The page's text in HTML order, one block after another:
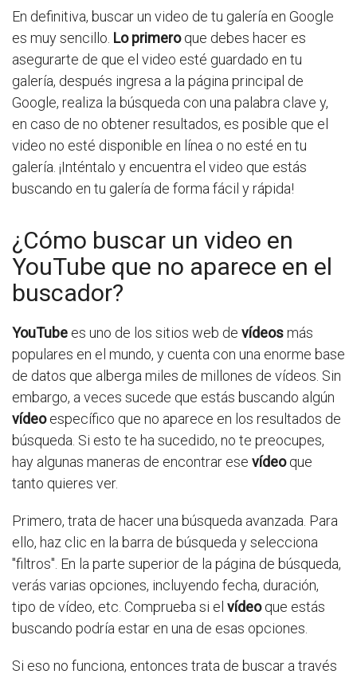
En definitiva, buscar un video de tu galería en Google
es muy sencillo. Lo primeroque debes hacer es
asegurarte de que el video esté guardado en tu
galería, después ingresa a la página principal de
Google, realiza la búsqueda con una palabra clave y,
en caso de no obtener resultados, es posible que el
video no esté disponible en línea o no esté en tu
galería. ¡Inténtalo y encuentra el video que estás
buscando en tu galería de forma fácil y rápida!
¿Cómo buscar un video en
YouTube que no aparece en el
buscador?
YouTube es uno de los sitios web de vídeosmás
populares en el mundo, y cuenta con una enorme base
de datos que alberga miles de millones de vídeos. Sin
embargo, a veces sucede que estás buscando algún
vídeoespecífico que no aparece en los resultados de
búsqueda. Si esto te ha sucedido, no te preocupes,
hay algunas maneras de encontrar ese vídeoque
tanto quieres ver.
Primero, trata de hacer una búsqueda avanzada. Para
ello, haz clic en la barra de búsqueda y selecciona
"filtros". En la parte superior de la página de búsqueda,
verás varias opciones, incluyendo fecha, duración,
tipo de vídeo, etc. Comprueba si el vídeoque estás
buscando podría estar en una de esas opciones.
Si eso no funciona, entonces trata de buscar a través